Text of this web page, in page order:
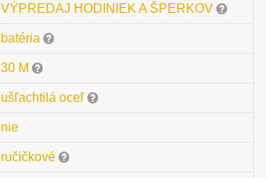
VÝPREDAJ HODINIEK A ŠPERKOV
batéria
30 M
ušľachtilá oceľ
nie
ručičkové